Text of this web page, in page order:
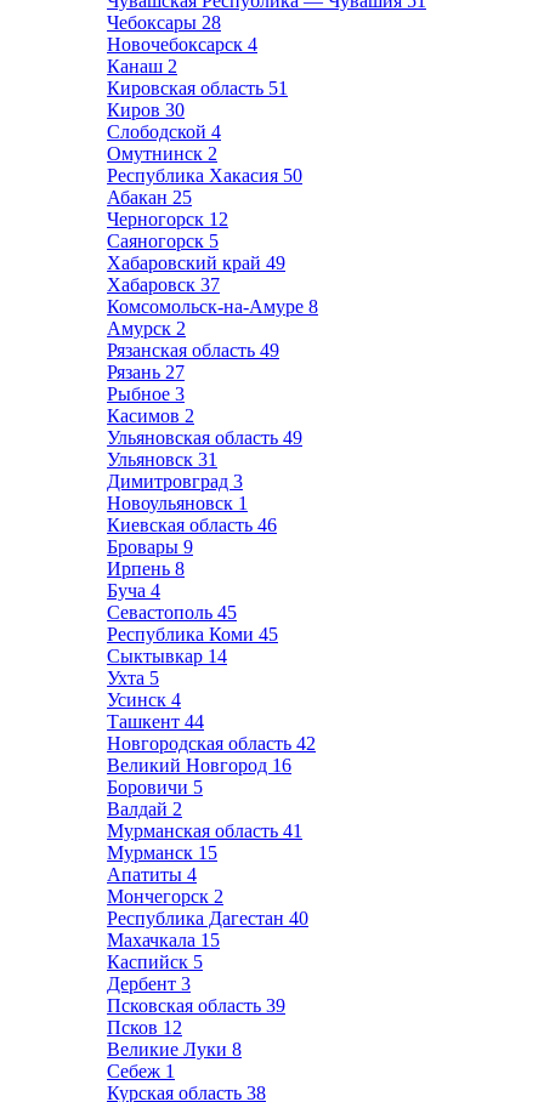
Чебоксары 28
Новочебоксарск 4
Канаш 2
Кировская область 51
Киров 30
Слободской 4
Омутнинск 2
Республика Хакасия 50
Абакан 25
Черногорск 12
Саяногорск 5
Хабаровский край 49
Хабаровск 37
Комсомольск-на-Амуре 8
Амурск 2
Рязанская область 49
Рязань 27
Рыбное 3
Касимов 2
Ульяновская область 49
Ульяновск 31
Димитровград 3
Новоульяновск 1
Киевская область 46
Бровары 9
Ирпень 8
Буча 4
Севастополь 45
Республика Коми 45
Сыктывкар 14
Ухта 5
Усинск 4
Ташкент 44
Новгородская область 42
Великий Новгород 16
Боровичи 5
Валдай 2
Мурманская область 41
Мурманск 15
Апатиты 4
Мончегорск 2
Республика Дагестан 40
Махачкала 15
Каспийск 5
Дербент 3
Псковская область 39
Псков 12
Великие Луки 8
Себеж 1
Курская область 38